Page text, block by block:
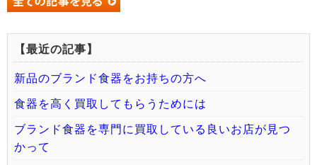
【最近の記事】
新品のブランド食器をお持ちの方へ
食器を高く買取してもらうためには
ブランド食器を専門に買取している良いお店が見つ
かって